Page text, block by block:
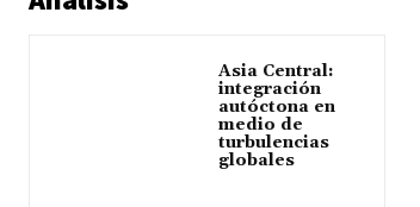
Asia Central:
integración
autóctona en
medio de
turbulencias
globales